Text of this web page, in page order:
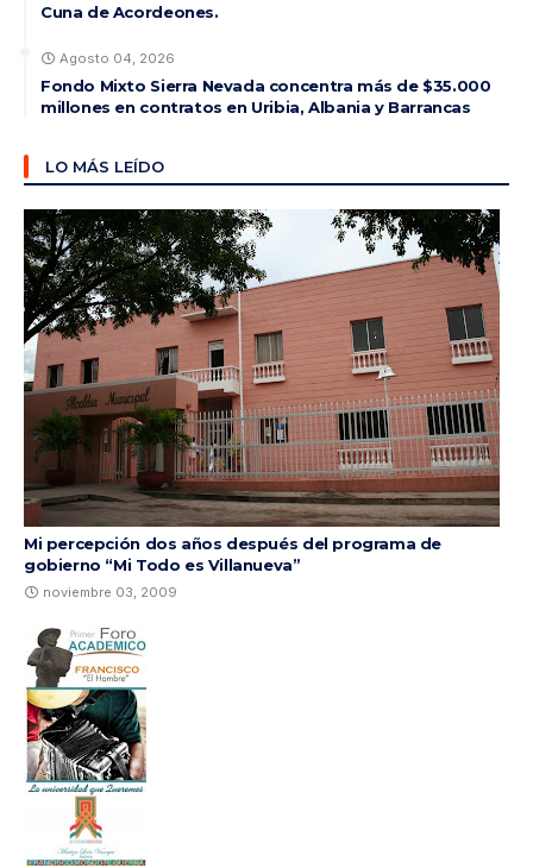
Cuna de Acordeones.
Agosto 04, 2026
Fondo Mixto Sierra Nevada concentra más de $35.000
millones en contratos en Uribia, Albania y Barrancas
LO MÁS LEÍDO
Mi percepción dos años después del programa de
gobierno “Mi Todo es Villanueva”
noviembre 03, 2009